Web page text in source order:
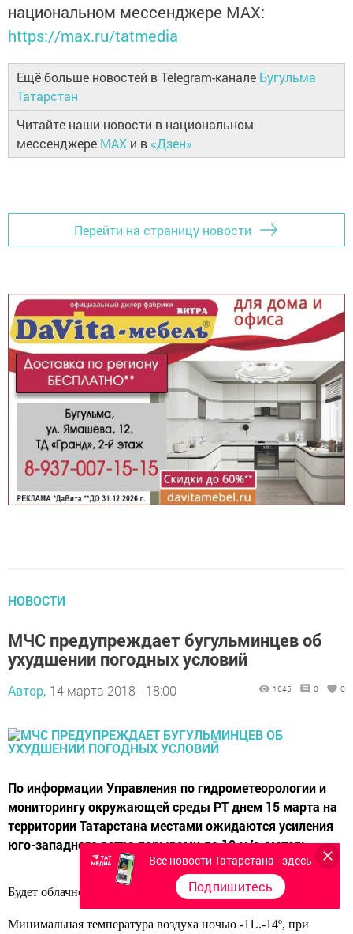
национальном мессенджере MАХ:
https://max.ru/tatmedia
Ещё больше новостей в Telegram-канале Бугульма
Татарстан
Читайте наши новости в национальном
мессенджере MAX и в «Дзен»
Перейти на страницу новости
НОВОСТИ
МЧС предупреждает бугульминцев об
ухудшении погодных условий
Автор, 14 марта 2018 - 18:00 1645 0 0
По информации Управления по гидрометеорологии и
мониторингу окружающей среды РТ днем 15 марта на
территории Татарстана местами ожидаются усиления
юго-западного ветра порывами до 18 м/с, метель.
Будет облачно с прояснениями. На дорогах гололедица.
Минимальная температура воздуха ночью -11..-14º, при
Все новости Татарстана - здесь
Подпишитесь